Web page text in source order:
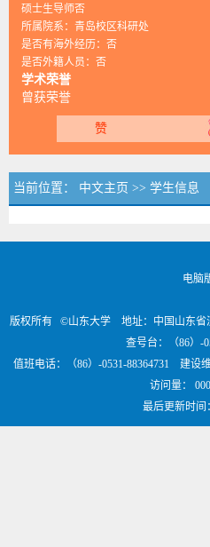
硕士生导师否
所属院系：青岛校区科研处
是否有海外经历：否
是否外籍人员：否
学术荣誉
曾获荣誉
赞
当前位置： 中文主页 >> 学生信息
电脑
版权所有 ©山东大学 地址：中国山东省
查号台：（86）-
值班电话：（86）-0531-88364731 建
访问量：
最后更新时间：